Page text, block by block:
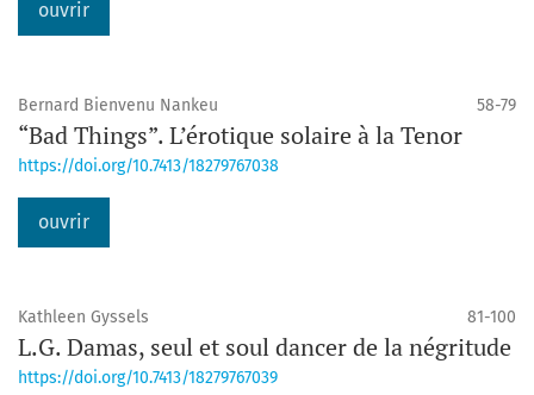
ouvrir
Bernard Bienvenu Nankeu 58-79
“Bad Things”. L’érotique solaire à la Tenor
https://doi.org/10.7413/18279767038
ouvrir
Kathleen Gyssels 81-100
L.G. Damas, seul et soul dancer de la négritude
https://doi.org/10.7413/18279767039